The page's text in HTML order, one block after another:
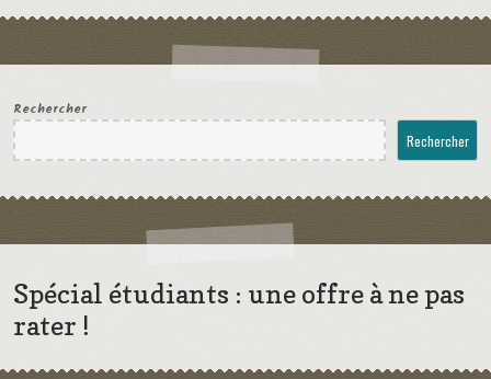
Rechercher
Rechercher
Spécial étudiants : une offre à ne pas
rater !